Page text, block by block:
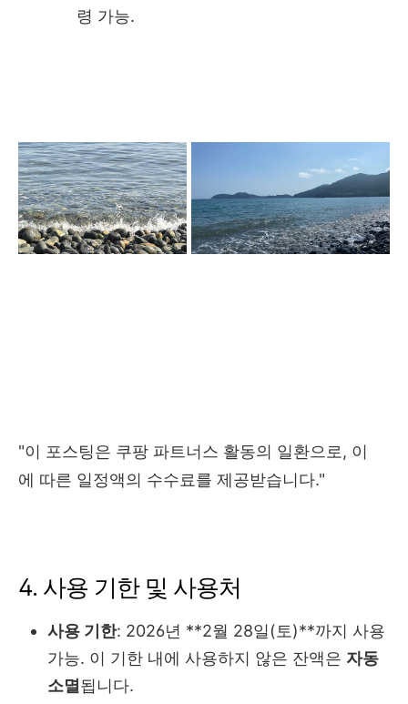
령 가능.
"이 포스팅은 쿠팡 파트너스 활동의 일환으로, 이
에 따른 일정액의 수수료를 제공받습니다."
4. 사용 기한 및 사용처
사용 기한: 2026년 **2월 28일(토)**까지 사용
가능. 이 기한 내에 사용하지 않은 잔액은 자동
소멸됩니다.